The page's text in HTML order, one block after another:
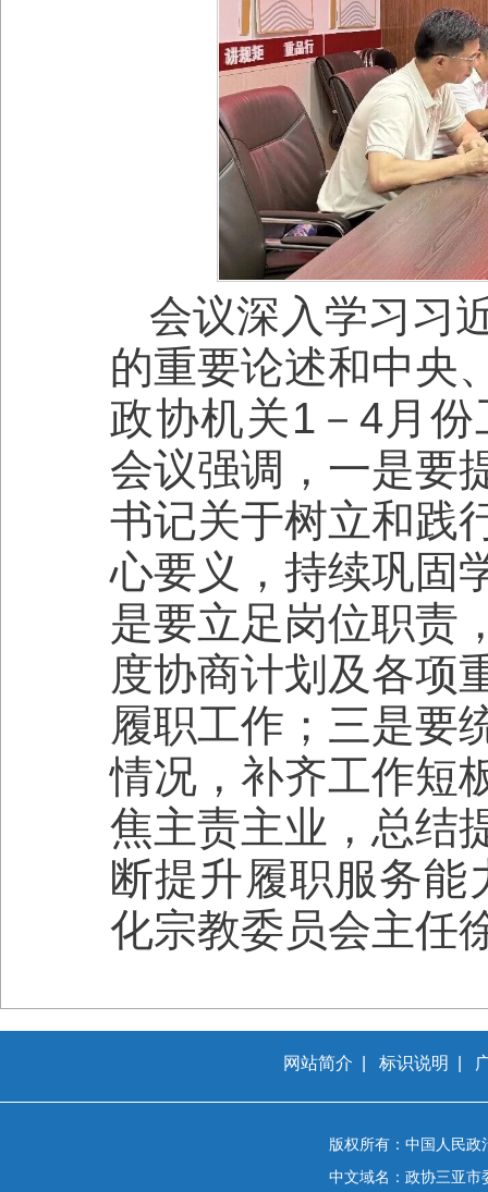
会议深入学习习
的重要论述和中央
政协机关1－4月
会议强调，一是要
书记关于树立和践
心要义，持续巩固
是要立足岗位职责
度协商计划及各项
履职工作；三是要
情况，补齐工作短
焦主责主业，总结
断提升履职服务
化宗教委员会主任
网站简介 标识说明
版权所有：中国人民
中文域名：政协三亚市